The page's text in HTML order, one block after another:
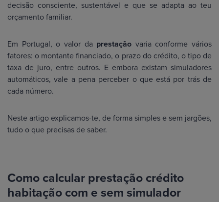
decisão consciente, sustentável e que se adapta ao teu
orçamento familiar.
Em Portugal, o valor da prestação varia conforme vários
fatores: o montante financiado, o prazo do crédito, o tipo de
taxa de juro, entre outros. E embora existam simuladores
automáticos, vale a pena perceber o que está por trás de
cada número.
Neste artigo explicamos-te, de forma simples e sem jargões,
tudo o que precisas de saber.
Como calcular prestação crédito
habitação com e sem simulador